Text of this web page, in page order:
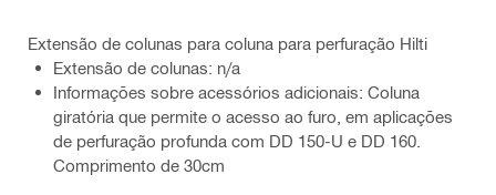
Extensão de colunas para coluna para perfuração Hilti
Extensão de colunas: n/a
Informações sobre acessórios adicionais: Coluna
giratória que permite o acesso ao furo, em aplicações
de perfuração profunda com DD 150-U e DD 160.
Comprimento de 30cm